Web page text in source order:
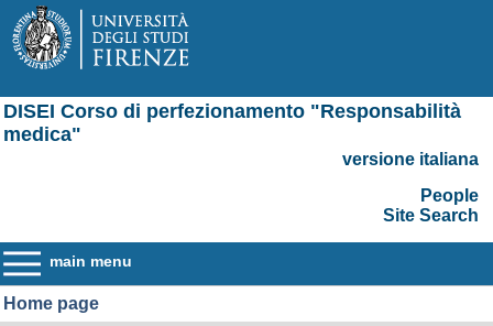
DISEI Corso di perfezionamento "Responsabilità
medica"
versione italiana
People
Site Search
main menu
Home page